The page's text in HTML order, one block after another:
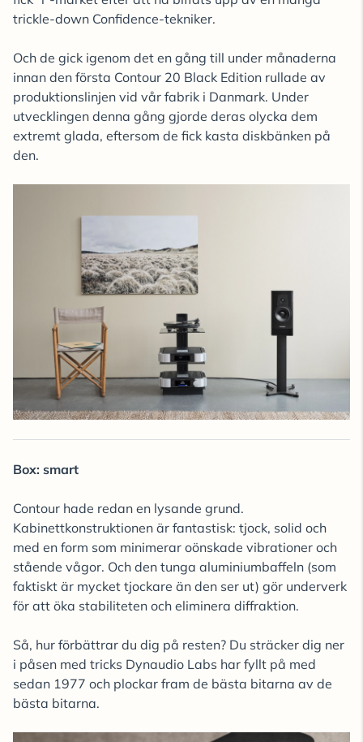
trickle-down Confidence-tekniker.
Och de gick igenom det en gång till under månaderna
innan den första Contour 20 Black Edition rullade av
produktionslinjen vid vår fabrik i Danmark. Under
utvecklingen denna gång gjorde deras olycka dem
extremt glada, eftersom de fick kasta diskbänken på
den.
Box: smart
Contour hade redan en lysande grund.
Kabinettkonstruktionen är fantastisk: tjock, solid och
med en form som minimerar oönskade vibrationer och
stående vågor. Och den tunga aluminiumbaffeln (som
faktiskt är mycket tjockare än den ser ut) gör underverk
för att öka stabiliteten och eliminera diffraktion.
Så, hur förbättrar du dig på resten? Du sträcker dig ner
i påsen med tricks Dynaudio Labs har fyllt på med
sedan 1977 och plockar fram de bästa bitarna av de
bästa bitarna.